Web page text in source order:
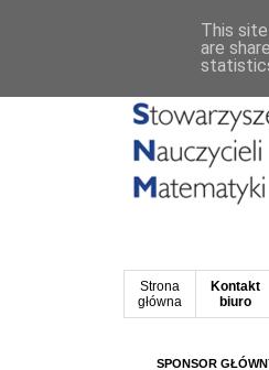
Strona
główna
Kontakt
biuro
SPONSOR
This
are